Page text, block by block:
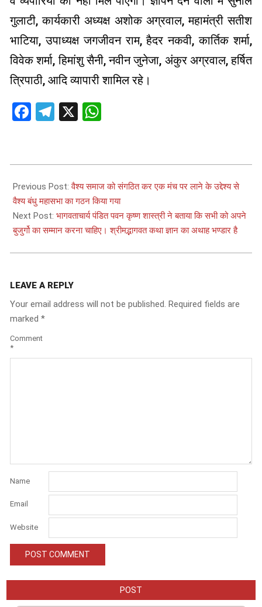
गुलाटी, कार्यकारी अध्यक्ष अशोक अग्रवाल, महामंत्री सतीश
भाटिया, उपाध्यक्ष जगजीवन राम, हैदर नकवी, कार्तिक शर्मा,
विवेक शर्मा, हिमांशु सैनी, नवीन जुनेजा, अंकुर अग्रवाल, हर्षित
त्रिपाठी, आदि व्यापारी शामिल रहे।
Facebook
Telegram
X
04-
22
Previous Post:वैश्य समाज को संगठित कर एक मंच पर लाने के उद्देश्य से
वैश्य बंधु महासभा का गठन किया गया
Next Post: भागवताचार्य पंडित पवन कृष्ण शास्त्री ने बताया कि सभी को अपने
बुजुर्गो का सम्मान करना चाहिए। श्रीमद्भागवत कथा ज्ञान का अथाह भण्डार है
LEAVE A REPLY
Your email address will not be published. Required fields are
marked *
Comment
*
Name
Email
Website
POST